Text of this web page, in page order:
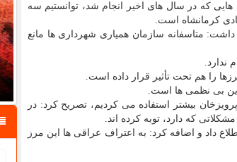
که در سال های اخیر انجام شد، توانستیم سه
کرمانشاه است.
متاسفانه سازمان همیاری شهرداری ها مانع
ندارد.
را هم تحت تأثیر قرار داده است.
این بی نظمی ها است.
بیشتر استفاده می کردیم، تصریح کرد: در
که دارد، توبه کرده اند.
داد و اضافه کرد: به اعتراف عراقی ها این مرز